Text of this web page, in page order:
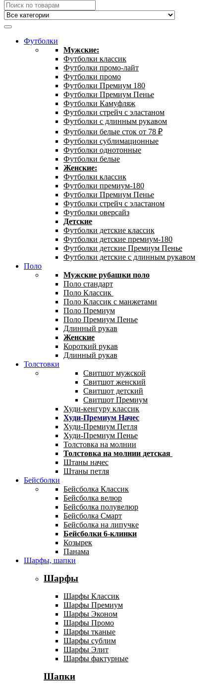
Футболки
Мужские:
Футболки классик
Футболки промо-лайт
Футболки промо
Футболки Премиум 180
Футболки Премиум Пенье
Футболки Камуфляж
Футболки стрейч с эластаном
Футболки с длинным рукавом
Футболки белые сток от 78 ₽
Футболки сублимационные
Футболки однотонные
Футболки белые
Женские:
Футболки классик
Футболки премиум-180
Футболки Премиум Пенье
Футболки стрейч с эластаном
Футболки оверсайз
Детские
Футболки детские классик
Футболки детские премиум-180
Футболки детские Премиум Пенье
Футболки детские с длинным рукавом
Поло
Мужские рубашки поло
Поло стандарт
Поло Классик
Поло Классик с манжетами
Поло Премиум
Поло Премиум Пенье
Длинный рукав
Женские
Короткий рукав
Длинный рукав
Толстовки
Свитшот мужской
Свитшот женский
Свитшот детский
Свитшот Премиум
Худи-кенгуру классик
Худи-Премиум Начес
Худи-Премиум Петля
Худи-Премиум Пенье
Толстовка на молнии
Толстовка на молнии детская
Штаны начес
Штаны петля
Бейсболки
Бейсболка Классик
Бейсболка велюр
Бейсболка полувелюр
Бейсболка Смарт
Бейсболка на липучке
Бейсболки 6-клинки
Козырек
Панама
Шарфы, шапки
Шарфы
Шарфы Классик
Шарфы Премиум
Шарфы Эконом
Шарфы Промо
Шарфы тканые
Шарфы сублим
Шарфы Элит
Шарфы фактурные
Шапки